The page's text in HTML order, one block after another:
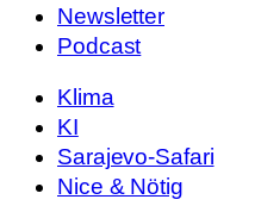
Newsletter
Podcast
Klima
KI
Sarajevo-Safari
Nice & Nötig